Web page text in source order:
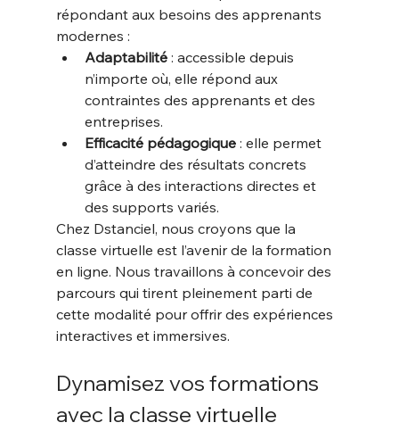
répondant aux besoins des apprenants
modernes :
Adaptabilité : accessible depuis
n’importe où, elle répond aux
contraintes des apprenants et des
entreprises.
Efficacité pédagogique : elle permet
d’atteindre des résultats concrets
grâce à des interactions directes et
des supports variés.
Chez Dstanciel, nous croyons que la
classe virtuelle est l’avenir de la formation
en ligne. Nous travaillons à concevoir des
parcours qui tirent pleinement parti de
cette modalité pour offrir des expériences
interactives et immersives.
Dynamisez vos formations
avec la classe virtuelle